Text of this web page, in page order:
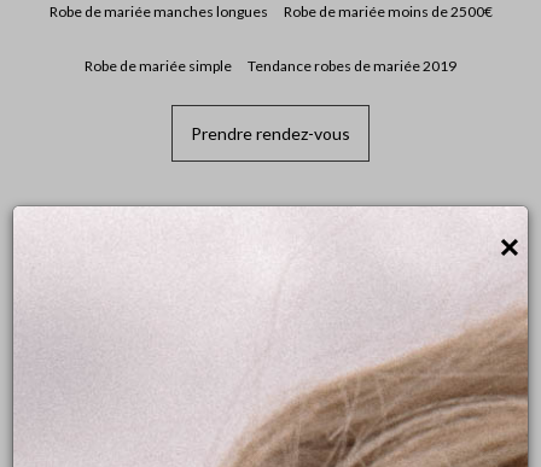
×
Robe de mariée manches longues Robe de mariée moins de 2500€
Robe de mariée simple Tendance robes de mariée 2019
Prendre rendez-vous